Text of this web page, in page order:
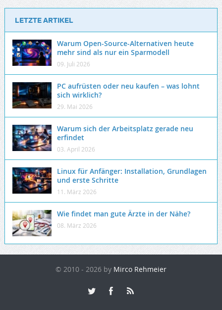
LETZTE ARTIKEL
Warum Open-Source-Alternativen heute
mehr sind als nur ein Sparmodell
09. Juli 2026
PC aufrüsten oder neu kaufen – was lohnt
sich wirklich?
29. Mai 2026
Warum sich der Arbeitsplatz gerade neu
erfindet
03. April 2026
Linux für Anfänger: Installation, Grundlagen
und erste Schritte
11. März 2026
Wie findet man gute Ärzte in der Nähe?
08. März 2026
© 2010 - 2026 by Mirco Rehmeier